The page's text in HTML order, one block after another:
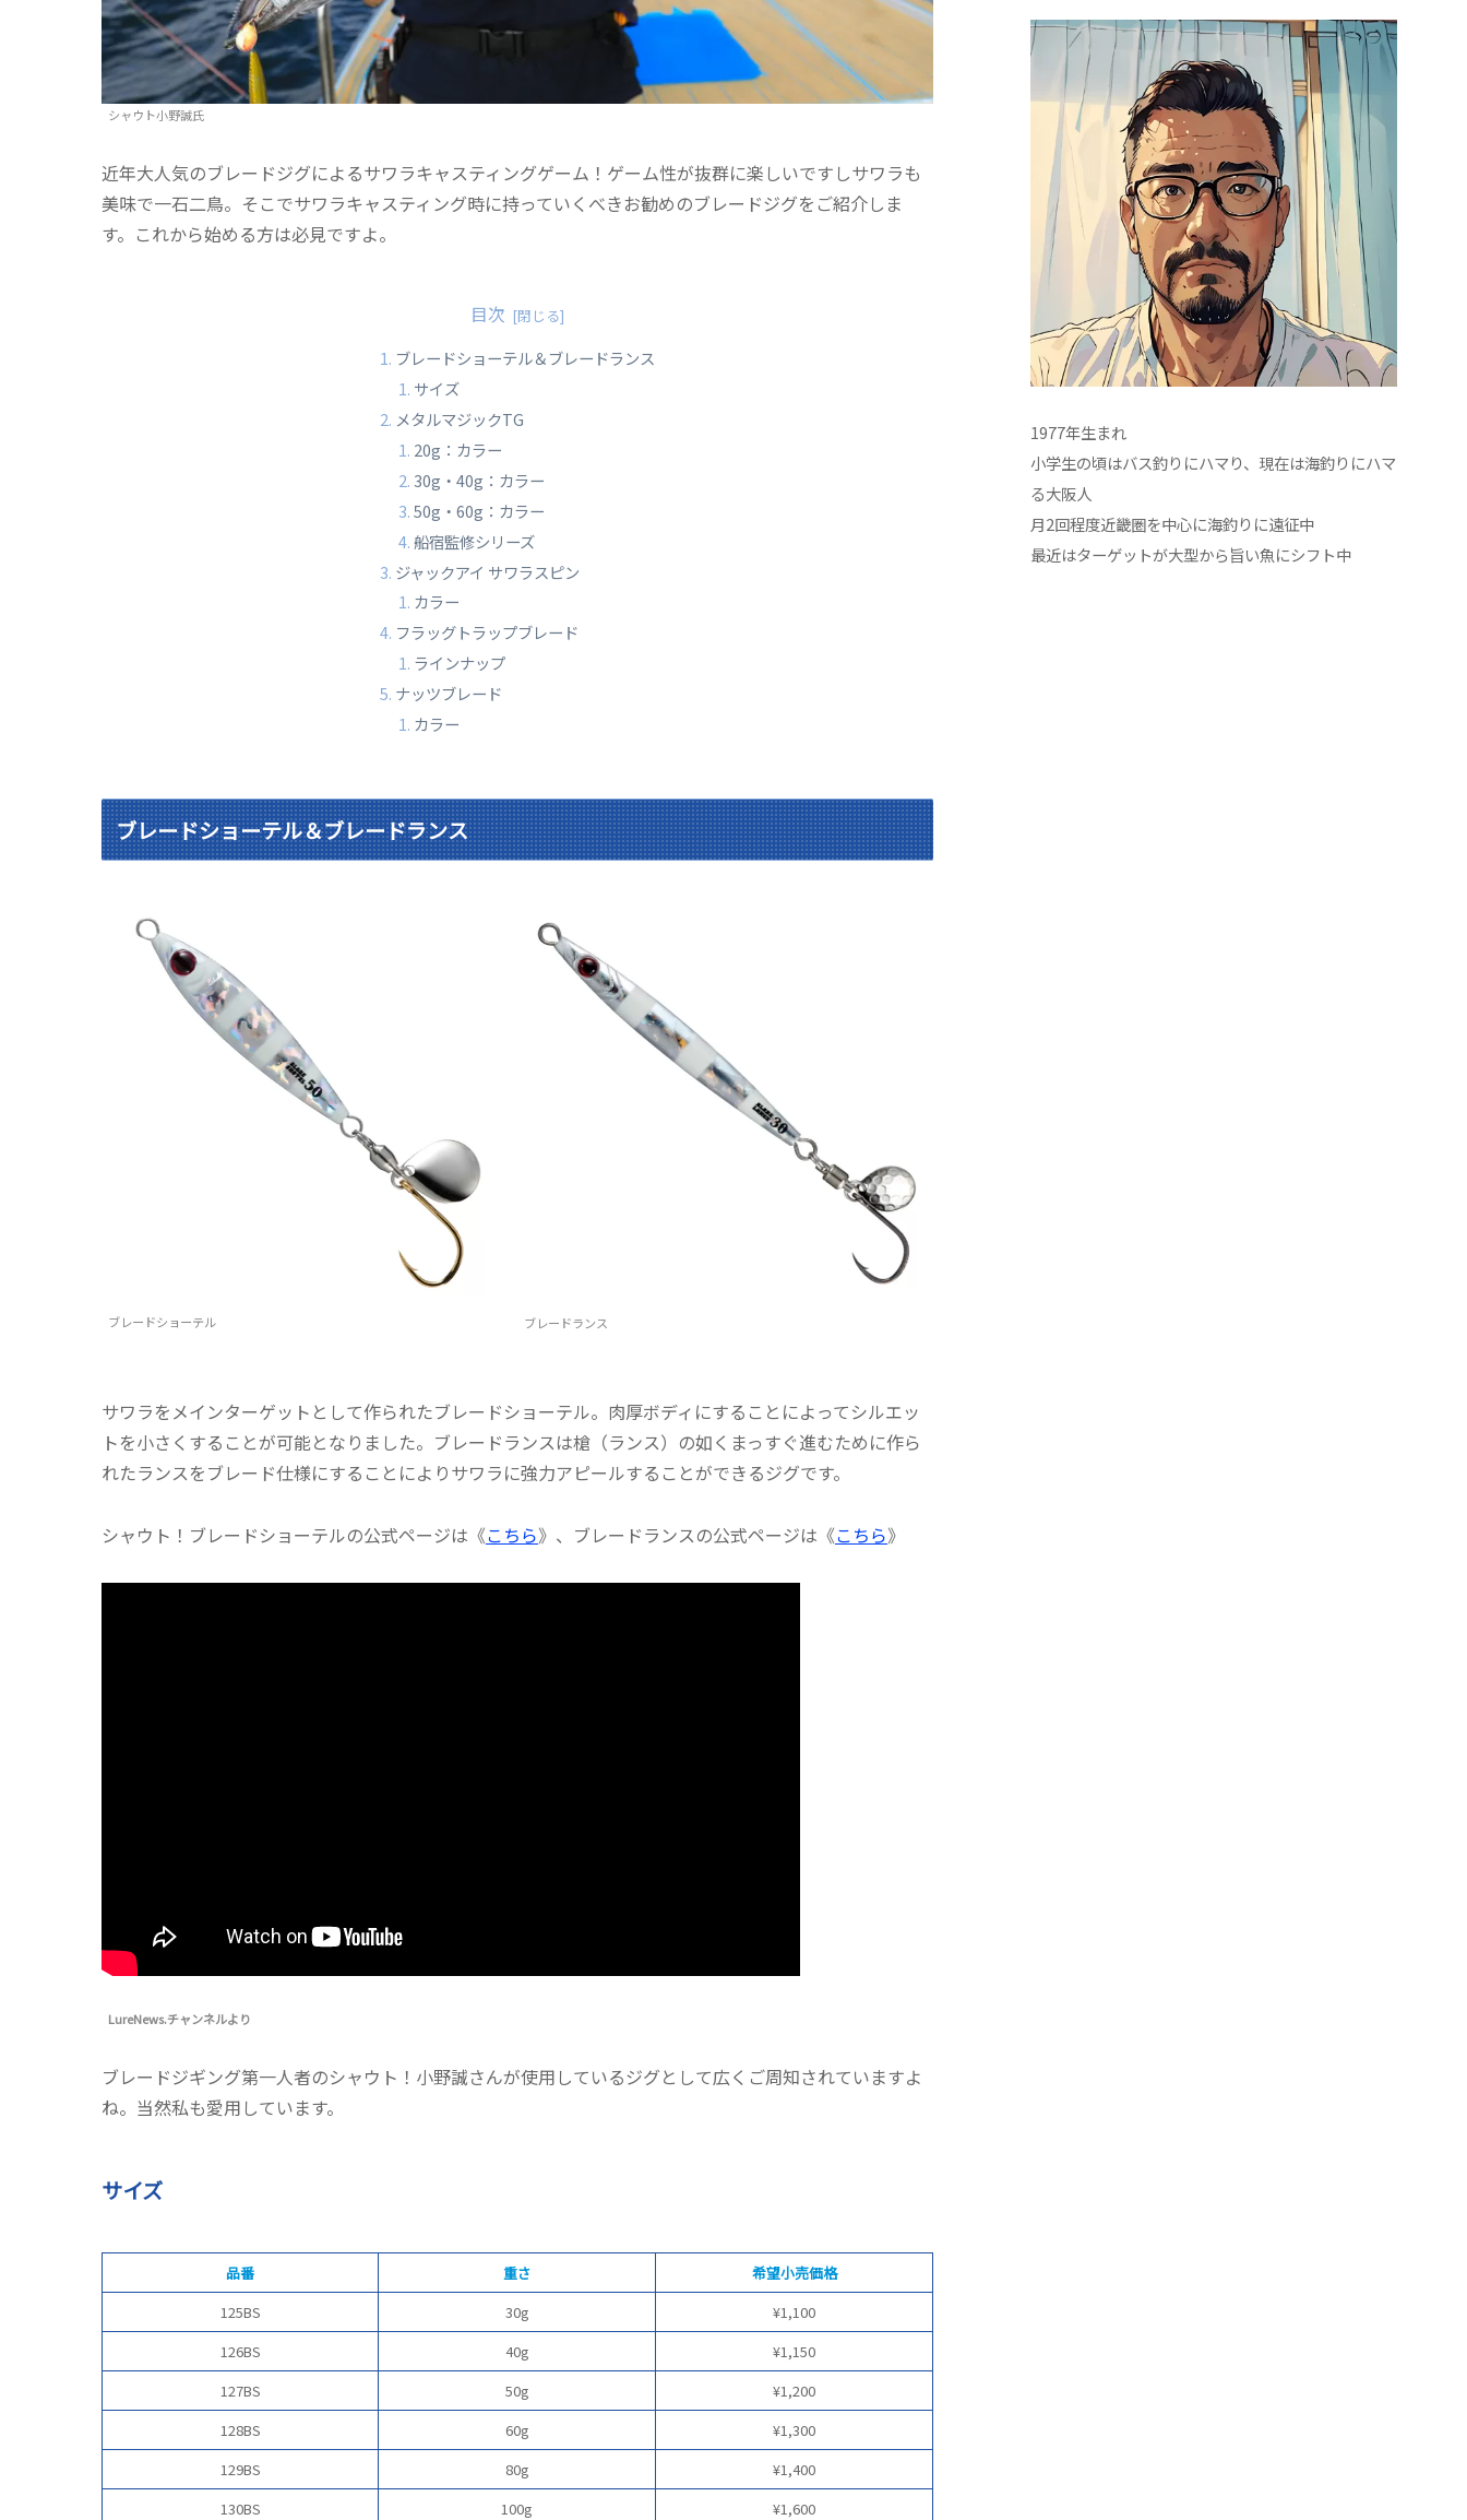
シャウト小野誠氏
近年大人気のブレードジグによるサワラキャスティングゲーム！ゲーム性が抜群に楽しいですしサワラも
美味で一石二鳥。そこでサワラキャスティング時に持っていくべきお勧めのブレードジグをご紹介しま
す。これから始める方は必見ですよ。
目次
ブレードショーテル＆ブレードランス
サイズ
メタルマジックTG
20g：カラー
30g・40g：カラー
50g・60g：カラー
船宿監修シリーズ
ジャックアイ サワラスピン
カラー
フラッグトラップブレード
ラインナップ
ナッツブレード
カラー
ブレードショーテル＆ブレードランス
ブレードショーテル ブレードランス
サワラをメインターゲットとして作られたブレードショーテル。肉厚ボディにすることによってシルエッ
トを小さくすることが可能となりました。ブレードランスは槍（ランス）の如くまっすぐ進むために作ら
れたランスをブレード仕様にすることによりサワラに強力アピールすることができるジグです。
シャウト！ブレードショーテルの公式ページは《こちら》、ブレードランスの公式ページは《こちら》
LureNews.チャンネルより
ブレードジギング第一人者のシャウト！小野誠さんが使用しているジグとして広くご周知されていますよ
ね。当然私も愛用しています。
サイズ
品番 重さ
希望小売価格
125BS
30g
¥1,100
126BS
40g
¥1,150
127BS
50g
¥1,200
128BS
60g
¥1,300
129BS
80g
¥1,400
130BS
100g ¥1,600
1977年生まれ
小学生の頃はバス釣りにハマり、現在は海釣りにハマ
る大阪人
月2回程度近畿圏を中心に海釣りに遠征中
最近はターゲットが大型から旨い魚にシフト中